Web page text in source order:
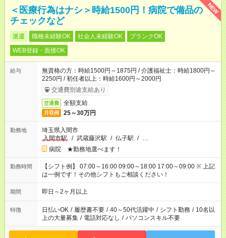
NEW
＜医療行為はナシ＞時給1500円！病院で備品の
チェックなど
派遣 職種未経験OK 社会人未経験OK
ブランクOK
WEB登録・面接OK
給与
無資格の方：時給1500円～1875円 / 介護福祉士：時給1800円～
2250円 / 初任者以上：時給1600円～2000円
交通費別途支給あり
交通費 全額支給
月収例 25～30万円
勤務地
埼玉県入間市
入間市駅
/ 武蔵藤沢駅 / 仏子駅 / …
病院 ★勤務地選べます！
勤務時間
【シフト例】 07:00～16:00 09:00～18:00 17:00～09:00 ※ 上記
は一例です！その他シフトもご相談ください！
期間 即日～2ヶ月以上
特徴 日払いOK / 履歴書不要 / 40～50代活躍中 / シフト勤務 / 10名以
上の大量募集 / 電話対応なし / パソコンスキル不要